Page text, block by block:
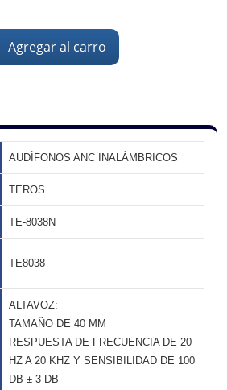
Agregar al carro
AUDÍFONOS ANC INALÁMBRICOS
TEROS
TE-8038N
TE8038
ALTAVOZ:
TAMAÑO DE 40 MM
RESPUESTA DE FRECUENCIA DE 20
HZ A 20 KHZ Y SENSIBILIDAD DE 100
DB ± 3 DB